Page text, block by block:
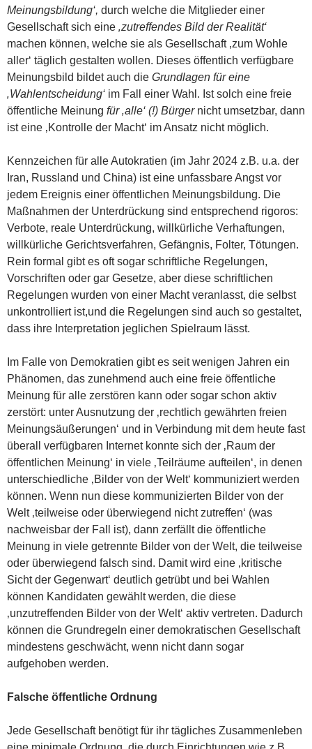
Meinungsbildung‘, durch welche die Mitglieder einer
Gesellschaft sich eine ‚zutreffendes Bild der Realität‘
machen können, welche sie als Gesellschaft ‚zum Wohle
aller‘ täglich gestalten wollen. Dieses öffentlich verfügbare
Meinungsbild bildet auch die Grundlagen für eine
‚Wahlentscheidung‘ im Fall einer Wahl. Ist solch eine freie
öffentliche Meinung für ‚alle‘ (!) Bürger nicht umsetzbar, dann
ist eine ‚Kontrolle der Macht‘ im Ansatz nicht möglich.
Kennzeichen für alle Autokratien (im Jahr 2024 z.B. u.a. der
Iran, Russland und China) ist eine unfassbare Angst vor
jedem Ereignis einer öffentlichen Meinungsbildung. Die
Maßnahmen der Unterdrückung sind entsprechend rigoros:
Verbote, reale Unterdrückung, willkürliche Verhaftungen,
willkürliche Gerichtsverfahren, Gefängnis, Folter, Tötungen.
Rein formal gibt es oft sogar schriftliche Regelungen,
Vorschriften oder gar Gesetze, aber diese schriftlichen
Regelungen wurden von einer Macht veranlasst, die selbst
unkontrolliert ist,und die Regelungen sind auch so gestaltet,
dass ihre Interpretation jeglichen Spielraum lässt.
Im Falle von Demokratien gibt es seit wenigen Jahren ein
Phänomen, das zunehmend auch eine freie öffentliche
Meinung für alle zerstören kann oder sogar schon aktiv
zerstört: unter Ausnutzung der ‚rechtlich gewährten freien
Meinungsäußerungen‘ und in Verbindung mit dem heute fast
überall verfügbaren Internet konnte sich der ‚Raum der
öffentlichen Meinung‘ in viele ‚Teilräume aufteilen‘, in denen
unterschiedliche ‚Bilder von der Welt‘ kommuniziert werden
können. Wenn nun diese kommunizierten Bilder von der
Welt ‚teilweise oder überwiegend nicht zutreffen‘ (was
nachweisbar der Fall ist), dann zerfällt die öffentliche
Meinung in viele getrennte Bilder von der Welt, die teilweise
oder überwiegend falsch sind. Damit wird eine ‚kritische
Sicht der Gegenwart‘ deutlich getrübt und bei Wahlen
können Kandidaten gewählt werden, die diese
‚unzutreffenden Bilder von der Welt‘ aktiv vertreten. Dadurch
können die Grundregeln einer demokratischen Gesellschaft
mindestens geschwächt, wenn nicht dann sogar
aufgehoben werden.
Falsche öffentliche Ordnung
Jede Gesellschaft benötigt für ihr tägliches Zusammenleben